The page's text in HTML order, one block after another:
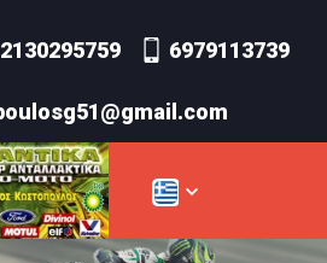
6979113739